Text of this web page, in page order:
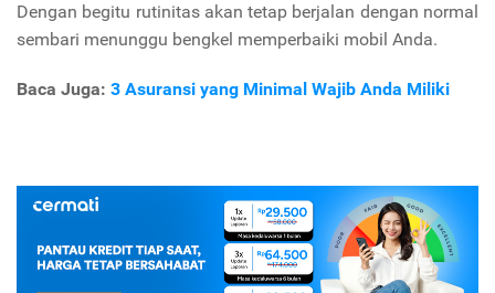
Dengan begitu rutinitas akan tetap berjalan dengan normal
sembari menunggu bengkel memperbaiki mobil Anda.
Baca Juga: 3 Asuransi yang Minimal Wajib Anda Miliki